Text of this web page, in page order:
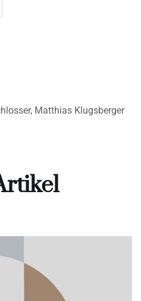
Matthias Klugsberger